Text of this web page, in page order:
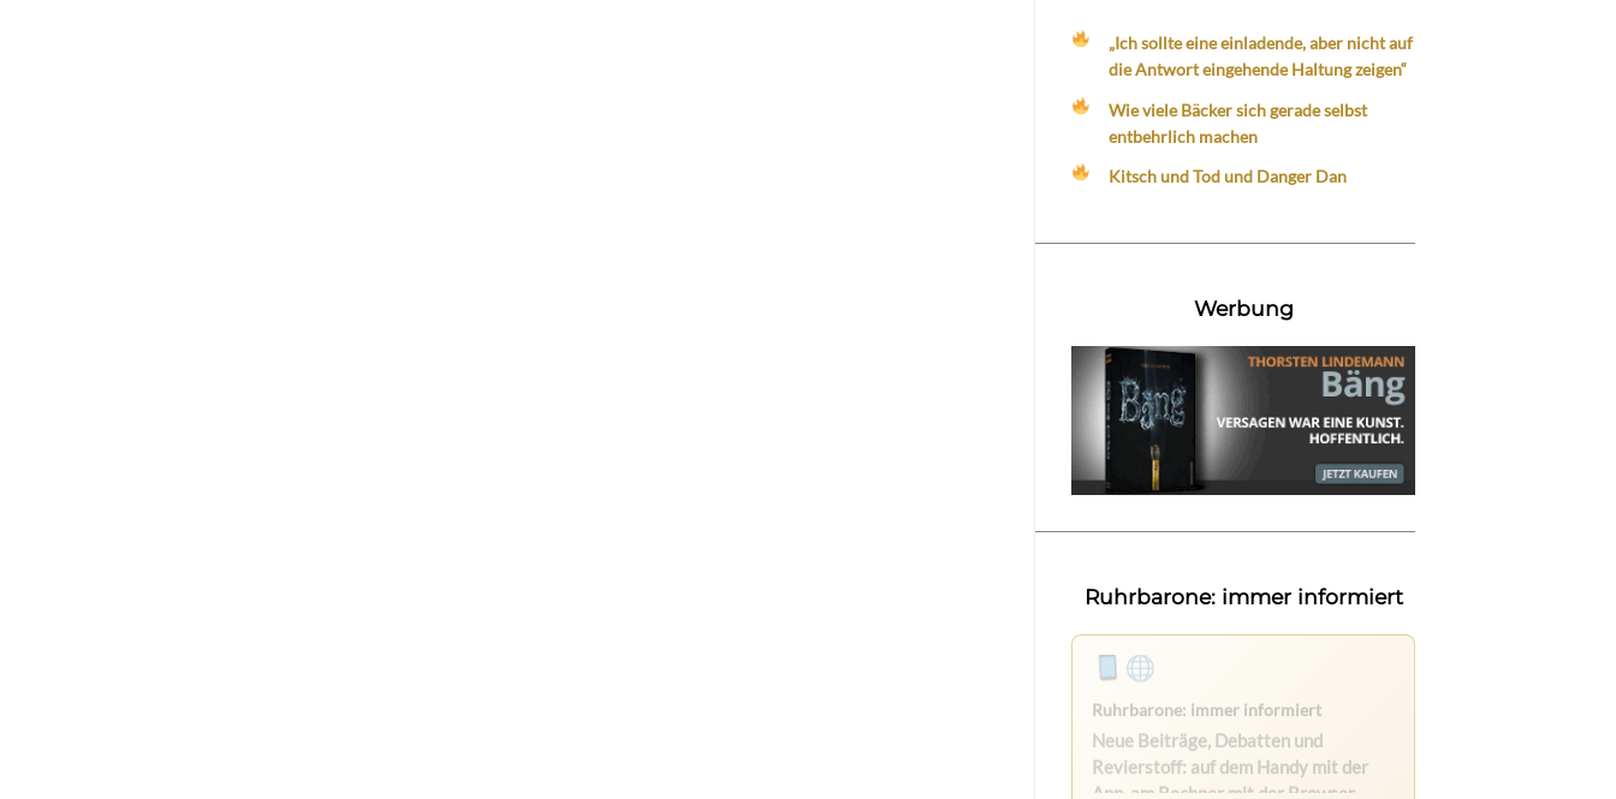
„Ich sollte eine einladende, aber nicht auf
die Antwort eingehende Haltung zeigen“
Wie viele Bäcker sich gerade selbst
entbehrlich machen
Kitsch und Tod und Danger Dan
Werbung
Ruhrbarone: immer informiert
Ruhrbarone auf allen Geräten
Lies unterwegs weiter, speichere
Beiträge und behalte neue Texte